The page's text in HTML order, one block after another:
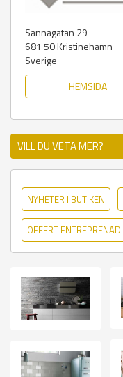
Sannagatan 29
681 50Kristinehamn
Sverige
HEMSIDA
VILL DU VETA MER?
NYHETER I BUTIKEN
OFFERT ENTREPRENAD